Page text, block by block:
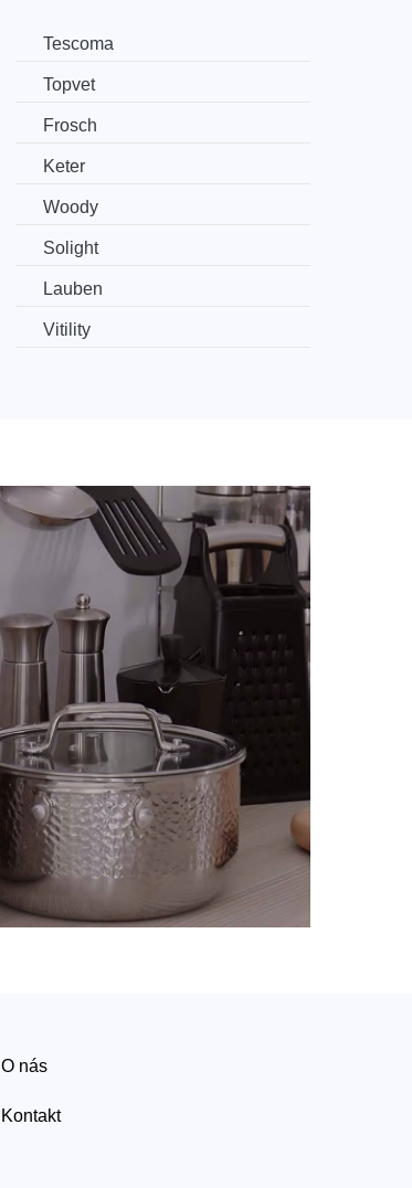
Tescoma
Topvet
Frosch
Keter
Woody
Solight
Lauben
Vitility
O nás
Kontakt